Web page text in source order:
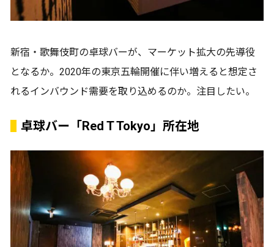
新宿・歌舞伎町の卓球バーが、マーケット拡大の先導役
となるか。2020年の東京五輪開催に伴い増えると想定さ
れるインバウンド需要を取り込めるのか。注目したい。
卓球バー「Red T Tokyo」所在地